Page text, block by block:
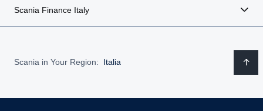
Scania Finance Italy
Scania in Your Region: Italia